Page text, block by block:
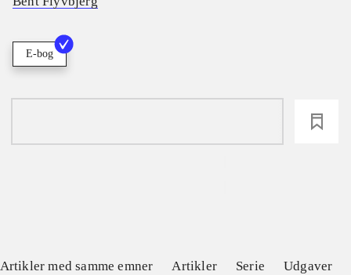
E-bog
Artikler med samme emner Artikler Serie Udgaver